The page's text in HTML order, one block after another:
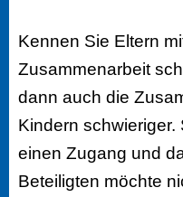
Kennen Sie Eltern
Zusammenarbeit
dann auch die
Kindern
einen Zugang und
Beteiligten möchte